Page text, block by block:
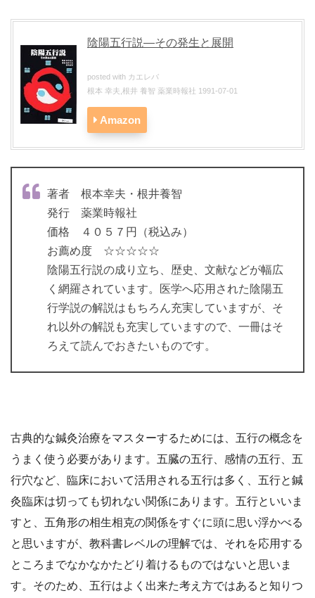
陰陽五行説―その発生と展開
posted with カエレバ
根本 幸夫,根井 養智 薬業時報社 1991-07-01
Amazon
著者 根本幸夫・根井養智
発行 薬業時報社
価格 ４０５７円（税込み）
お薦め度 ☆☆☆☆☆
陰陽五行説の成り立ち、歴史、文献などが幅広
く網羅されています。医学へ応用された陰陽五
行学説の解説はもちろん充実していますが、そ
れ以外の解説も充実していますので、一冊はそ
ろえて読んでおきたいものです。
古典的な鍼灸治療をマスターするためには、五行の概念を
うまく使う必要があります。五臓の五行、感情の五行、五
行穴など、臨床において活用される五行は多く、五行と鍼
灸臨床は切っても切れない関係にあります。五行といいま
すと、五角形の相生相克の関係をすぐに頭に思い浮かべる
と思いますが、教科書レベルの理解では、それを応用する
ところまでなかなかたどり着けるものではないと思いま
す。そのため、五行はよく出来た考え方ではあると知りつ